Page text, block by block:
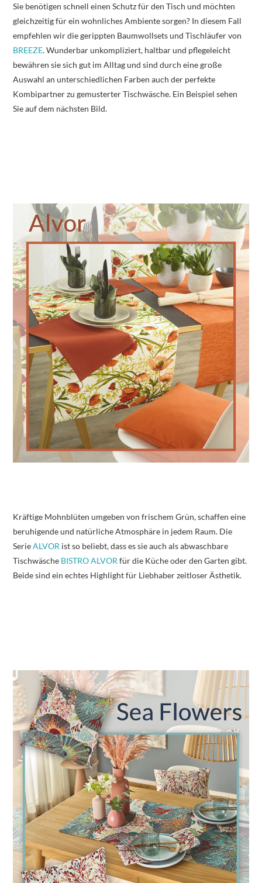
Sie benötigen schnell einen Schutz für den Tisch und möchten
gleichzeitig für ein wohnliches Ambiente sorgen? In diesem Fall
empfehlen wir die gerippten Baumwollsets und Tischläufer von
BREEZE. Wunderbar unkompliziert, haltbar und pflegeleicht
bewähren sie sich gut im Alltag und sind durch eine große
Auswahl an unterschiedlichen Farben auch der perfekte
Kombipartner zu gemusterter Tischwäsche. Ein Beispiel sehen
Sie auf dem nächsten Bild.
Kräftige Mohnblüten umgeben von frischem Grün, schaffen eine
beruhigende und natürliche Atmosphäre in jedem Raum. Die
SerieALVOR ist so beliebt, dass es sie auch als abwaschbare
Tischwäsche BISTRO ALVORfür die Küche oder den Garten gibt.
Beide sind ein echtes Highlight für Liebhaber zeitloser Ästhetik.